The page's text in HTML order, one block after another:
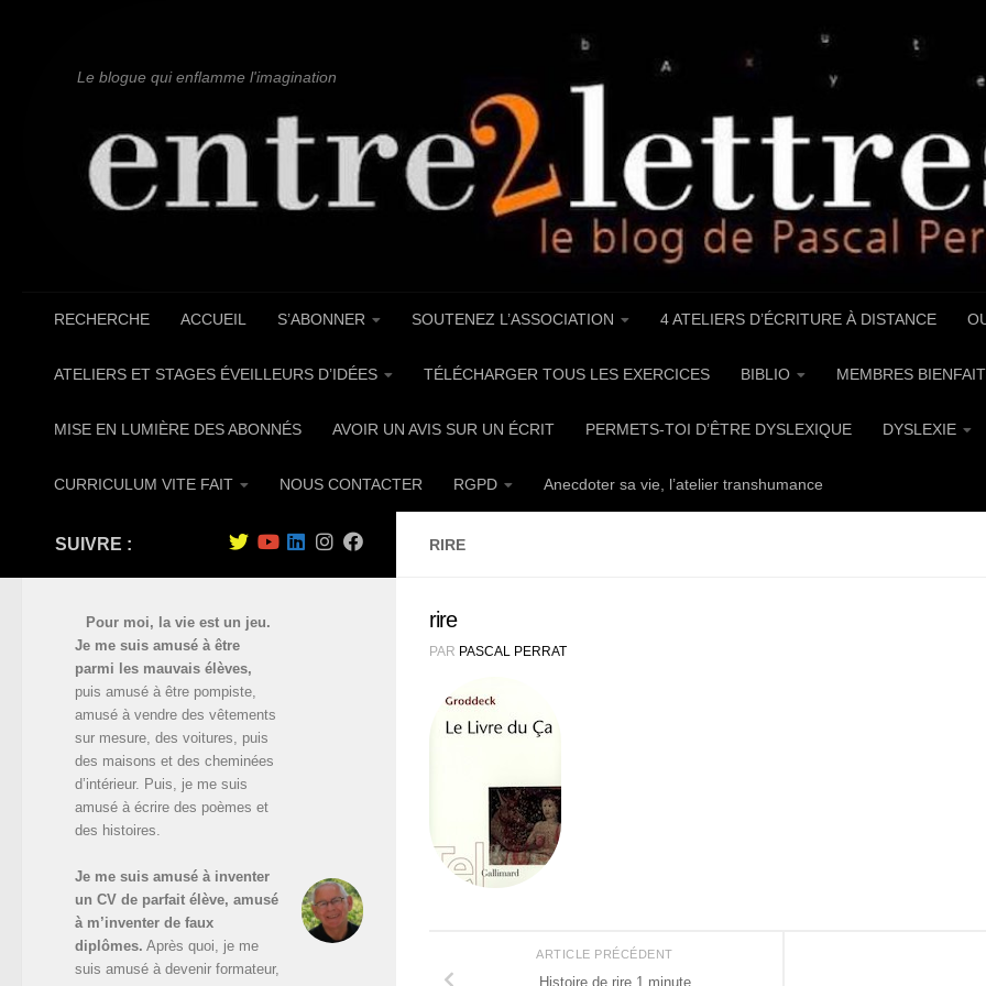
Le blogue qui enflamme l'imagination
RECHERCHE ACCUEIL S’ABONNER SOUTENEZ L’ASSOCIATION 4 ATELIERS D’ÉCRITURE À DISTANCE
ATELIERS ET STAGES ÉVEILLEURS D’IDÉES TÉLÉCHARGER TOUS LES EXERCICES BIBLIO MEMBRES
MISE EN LUMIÈRE DES ABONNÉS AVOIR UN AVIS SUR UN ÉCRIT PERMETS-TOI D’ÊTRE DYSLEXIQUE DYSLEXIE
CURRICULUM VITE FAIT NOUS CONTACTER RGPD Anecdoter sa vie, l’atelier transhumance
RIRE
rire
PAR PASCAL PERRAT
ARTICLE PRÉCÉDENT
Histoire de rire 1 minute
SUIVRE :
Pour moi, la vie est un jeu.
Je me suis amusé à être
parmi les mauvais élèves,
puis amusé à être pompiste,
amusé à vendre des vêtements
sur mesure, des voitures, puis
des maisons et des cheminées
d’intérieur. Puis, je me suis
amusé à écrire des poèmes et
des histoires.
Je me suis amusé à inventer
un CV de parfait élève, amusé
à m’inventer de faux
diplômes. Après quoi, je me
suis amusé à devenir formateur,